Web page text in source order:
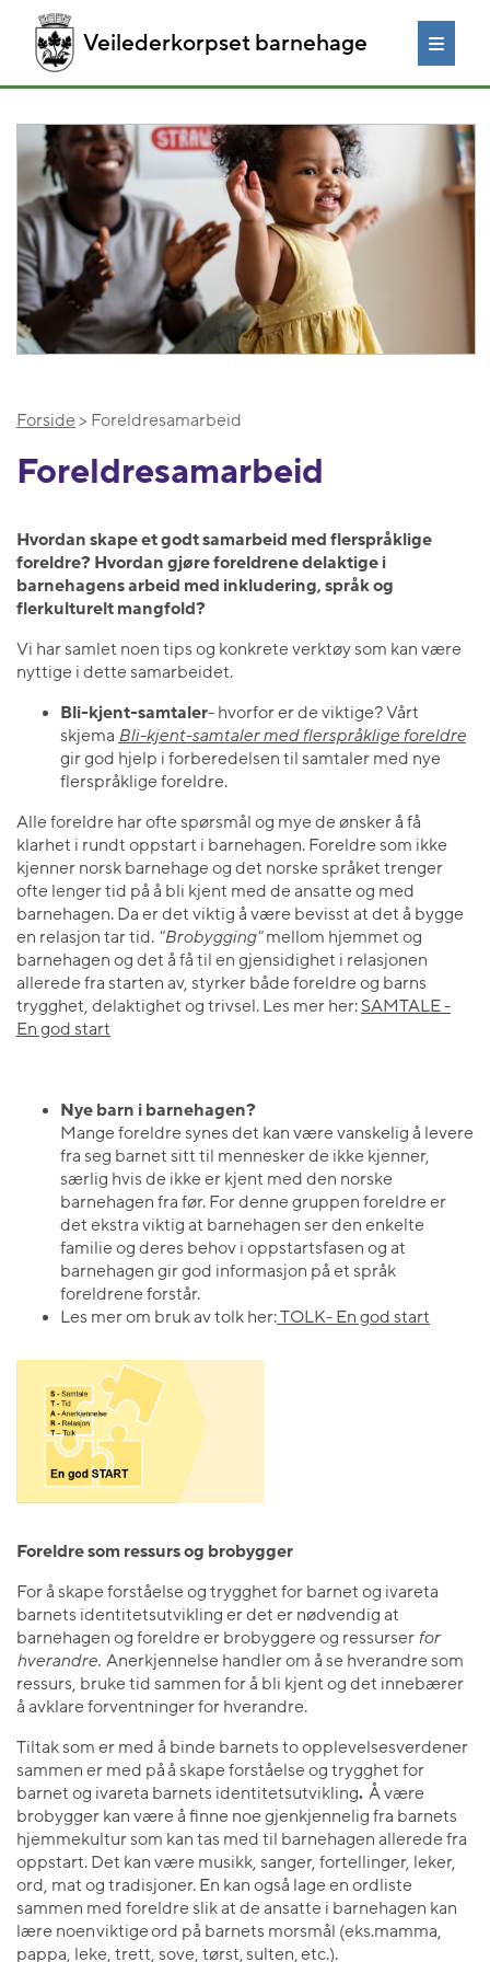
Veilederkorpset barnehage
Forside > Foreldresamarbeid
Foreldresamarbeid
Hvordan skape et godt samarbeid med flerspråklige
foreldre? Hvordan gjøre foreldrene delaktige i
barnehagens arbeid med inkludering, språk og
flerkulturelt mangfold?
Vi har samlet noen tips og konkrete verktøy som kan være
nyttige i dette samarbeidet.
Bli-kjent-samtaler- hvorfor er de viktige? Vårt
skjema Bli-kjent-samtaler med flerspråklige foreldre
gir god hjelp i forberedelsen til samtaler med nye
flerspråklige foreldre.
Alle foreldre har ofte spørsmål og mye de ønsker å få
klarhet i rundt oppstart i barnehagen. Foreldre som ikke
kjenner norsk barnehage og det norske språket trenger
ofte lenger tid på å bli kjent med de ansatte og med
barnehagen. Da er det viktig å være bevisst at det å bygge
en relasjon tar tid. "Brobygging"mellom hjemmet og
barnehagen og det å få til en gjensidighet i relasjonen
allerede fra starten av, styrker både foreldre og barns
trygghet, delaktighet og trivsel. Les mer her: SAMTALE -
En god start
Nye barn i barnehagen?
Mange foreldre synes det kan være vanskelig å levere
fra seg barnet sitt til mennesker de ikke kjenner,
særlig hvis de ikke er kjent med den norske
barnehagen fra før. For denne gruppen foreldre er
det ekstra viktig at barnehagen ser den enkelte
familie og deres behov i oppstartsfasen og at
barnehagen gir god informasjon på et språk
foreldrene forstår.
Les mer om bruk av tolk her:TOLK- En god start
Foreldre som ressurs og brobygger
For å skape forståelse og trygghet for barnet og ivareta
barnets identitetsutvikling er det er nødvendig at
barnehagen og foreldre er brobyggere og ressurser for
hverandre. Anerkjennelse handler om å se hverandre som
ressurs, bruke tid sammen for å bli kjent og det innebærer
å avklare forventninger for hverandre.
Tiltak som er med å binde barnets to opplevelsesverdener
sammen er med på å skape forståelse og trygghet for
barnet og ivareta barnets identitetsutvikling. Å være
brobygger kan være å finne noe gjenkjennelig fra barnets
hjemmekultur som kan tas med til barnehagen allerede fra
oppstart. Det kan være musikk, sanger, fortellinger, leker,
ord, mat og tradisjoner. En kan også lage en ordliste
sammen med foreldre slik at de ansatte i barnehagen kan
lære noen viktige ord på barnets morsmål (eks.mamma,
pappa, leke, trett, sove, tørst, sulten, etc.).